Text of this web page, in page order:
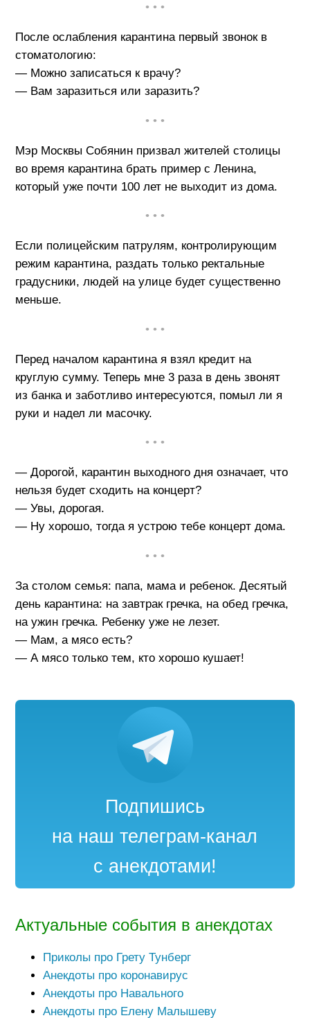
• • •
После ослабления карантина первый звонок в
стоматологию:
— Можно записаться к врачу?
— Вам заразиться или заразить?
• • •
Мэр Москвы Собянин призвал жителей столицы
во время карантина брать пример с Ленина,
который уже почти 100 лет не выходит из дома.
• • •
Если полицейским патрулям, контролирующим
режим карантина, раздать только ректальные
градусники, людей на улице будет существенно
меньше.
• • •
Перед началом карантина я взял кредит на
круглую сумму. Теперь мне 3 раза в день звонят
из банка и заботливо интересуются, помыл ли я
руки и надел ли масочку.
• • •
— Дорогой, карантин выходного дня означает, что
нельзя будет сходить на концерт?
— Увы, дорогая.
— Ну хорошо, тогда я устрою тебе концерт дома.
• • •
За столом семья: папа, мама и ребенок. Десятый
день карантина: на завтрак гречка, на обед гречка,
на ужин гречка. Ребенку уже не лезет.
— Мам, а мясо есть?
— А мясо только тем, кто хорошо кушает!
Подпишись
на наш телеграм-канал
с анекдотами!
Актуальные события в анекдотах
Приколы про Грету Тунберг
Анекдоты про коронавирус
Анекдоты про Навального
Анекдоты про Елену Малышеву